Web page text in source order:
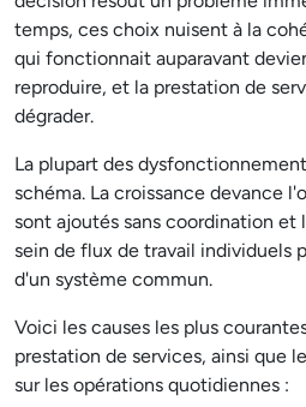
temps, ces choix nuisent à la
qui fonctionnait auparavant
reproduire, et la prestation de
dégrader.
La plupart des
schéma. La croissance devance
sont ajoutés sans coordination et
sein de flux de travail individuels
d'un système commun.
Voici les causes les plus
prestation de services, ainsi que
sur les opérations quotidiennes :